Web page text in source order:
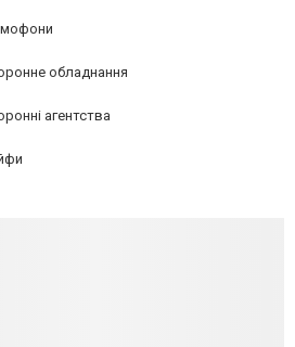
обладнання
агентства